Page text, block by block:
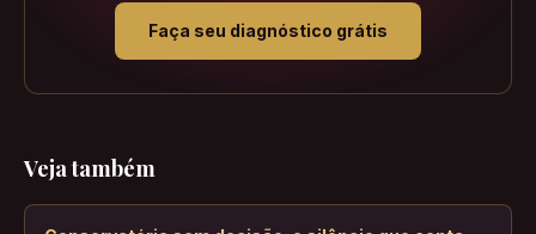
Faça seu diagnóstico grátis
Veja também